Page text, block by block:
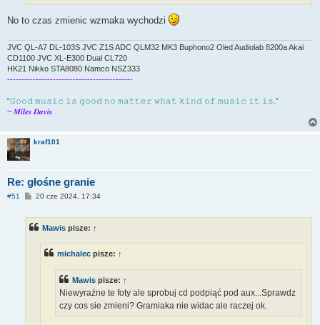
No to czas zmienic wzmaka wychodzi
JVC QL-A7 DL-103S JVC Z1S ADC QLM32 MK3 Buphono2 Oled Audiolab 8200a Akai
CD1100 JVC XL-E300 Dual CL720
HK21 Nikko STA8080 Namco NSZ333
--------------------------------------------
“𝙶𝚘𝚘𝚍 𝚖𝚞𝚜𝚒𝚌 𝚒𝚜 𝚐𝚘𝚘𝚍 𝚗𝚘 𝚖𝚊𝚝𝚝𝚎𝚛 𝚠𝚑𝚊𝚝 𝚔𝚒𝚗𝚍 𝚘𝚏 𝚖𝚞𝚜𝚒𝚌 𝚒𝚝 𝚒𝚜.”
~ 𝑴𝒊𝒍𝒆𝒔 𝑫𝒂𝒗𝒊𝒔
kraf101
Re: głośne granie
#51
P20 cze 2024, 17:34
Mawis pisze: ↑
michalec pisze: ↑
Mawis pisze: ↑
Niewyraźne te foty ale sprobuj cd podpiąć pod aux...Sprawdz
czy cos sie zmieni? Gramiaka nie widac ale raczej ok.